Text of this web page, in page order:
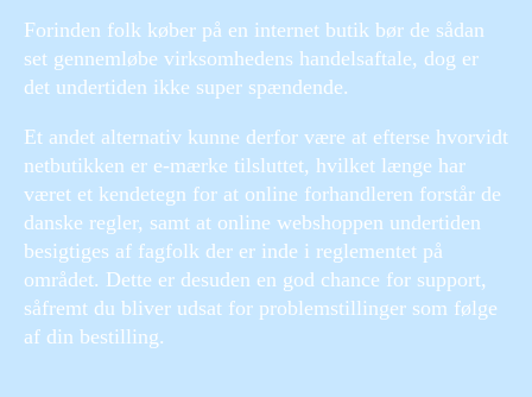
Forinden folk køber på en internet butik bør de sådan
set gennemløbe virksomhedens handelsaftale, dog er
det undertiden ikke super spændende.
Et andet alternativ kunne derfor være at efterse hvorvidt
netbutikken er e-mærke tilsluttet, hvilket længe har
været et kendetegn for at online forhandleren forstår de
danske regler, samt at online webshoppen undertiden
besigtiges af fagfolk der er inde i reglementet på
området. Dette er desuden en god chance for support,
såfremt du bliver udsat for problemstillinger som følge
af din bestilling.